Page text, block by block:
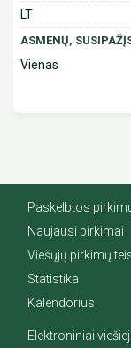
LT
ASMENŲ,
Vienas
Paskelbtos
Naujausi pirkimai
Viešųjų pirkimų
Statistika
Kalendorius
Elektroniniai